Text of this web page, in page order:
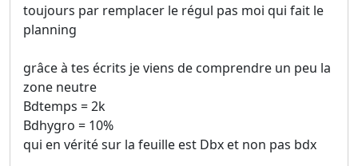
toujours par remplacer le régul pas moi qui fait le
planning
grâce à tes écrits je viens de comprendre un peu la
zone neutre
Bdtemps = 2k
Bdhygro = 10%
qui en vérité sur la feuille est Dbx et non pas bdx